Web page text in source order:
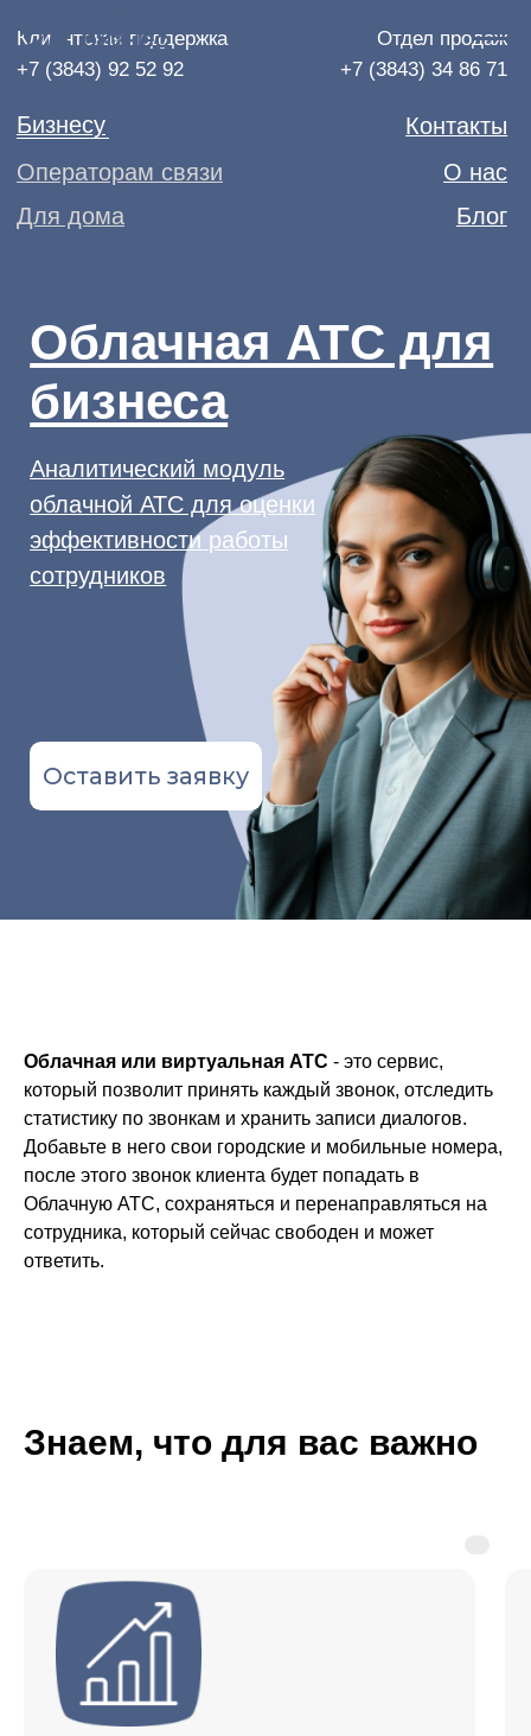
Операторам связи
+7 (3843) 92 52 92
Аналитический модуль
облачной АТС для оценки
эффективности работы
сотрудников
Оставить заявку
Облачная или виртуальная АТС - это сервис,
который позволит принять каждый звонок, отследить
статистику по звонкам и хранить записи диалогов.
Добавьте в него свои городские и мобильные номера,
после этого звонок клиента будет попадать в
Облачную АТС, сохраняться и перенаправляться на
сотрудника, который сейчас свободен и может
ответить.
Знаем, что для вас важно